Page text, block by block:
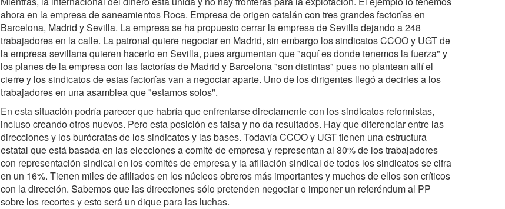
ahora en la empresa de saneamientos Roca. Empresa de origen catalán con tres grandes factorías en
Barcelona, Madrid y Sevilla. La empresa se ha propuesto cerrar la empresa de Sevilla dejando a 248
trabajadores en la calle. La patronal quiere negociar en Madrid, sin embargo los sindicatos CCOO y UGT de
la empresa sevillana quieren hacerlo en Sevilla, pues argumentan que "aquí es donde tenemos la fuerza" y
los planes de la empresa con las factorías de Madrid y Barcelona "son distintas" pues no plantean allí el
cierre y los sindicatos de estas factorías van a negociar aparte. Uno de los dirigentes llegó a decirles a los
trabajadores en una asamblea que "estamos solos".
En esta situación podría parecer que habría que enfrentarse directamente con los sindicatos reformistas,
incluso creando otros nuevos. Pero esta posición es falsa y no da resultados. Hay que diferenciar entre las
direcciones y los burócratas de los sindicatos y las bases. Todavía CCOO y UGT tienen una estructura
estatal que está basada en las elecciones a comité de empresa y representan al 80% de los trabajadores
con representación sindical en los comités de empresa y la afiliación sindical de todos los sindicatos se cifra
en un 16%. Tienen miles de afiliados en los núcleos obreros más importantes y muchos de ellos son críticos
con la dirección. Sabemos que las direcciones sólo pretenden negociar o imponer un referéndum al PP
sobre los recortes y esto será un dique para las luchas.